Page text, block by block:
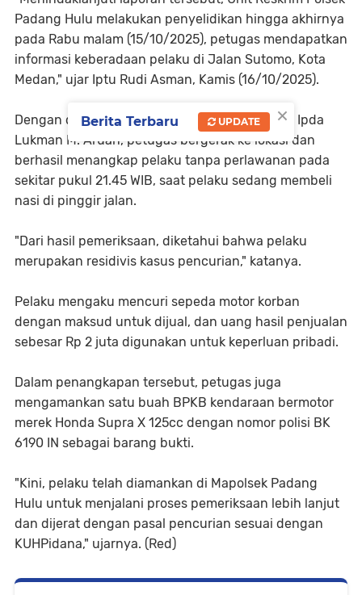
Padang Hulu melakukan penyelidikan hingga akhirnya
pada Rabu malam (15/10/2025), petugas mendapatkan
informasi keberadaan pelaku di Jalan Sutomo, Kota
Medan," ujar Iptu Rudi Asman, Kamis (16/10/2025).
Dengan dipimpin langsung oleh Kanit Reskrim Ipda
Lukman M. Aruan, petugas bergerak ke lokasi dan
berhasil menangkap pelaku tanpa perlawanan pada
sekitar pukul 21.45 WIB, saat pelaku sedang membeli
nasi di pinggir jalan.
"Dari hasil pemeriksaan, diketahui bahwa pelaku
merupakan residivis kasus pencurian," katanya.
Pelaku mengaku mencuri sepeda motor korban
dengan maksud untuk dijual, dan uang hasil penjualan
sebesar Rp 2 juta digunakan untuk keperluan pribadi.
Dalam penangkapan tersebut, petugas juga
mengamankan satu buah BPKB kendaraan bermotor
merek Honda Supra X 125cc dengan nomor polisi BK
6190 IN sebagai barang bukti.
"Kini, pelaku telah diamankan di Mapolsek Padang
Hulu untuk menjalani proses pemeriksaan lebih lanjut
dan dijerat dengan pasal pencurian sesuai dengan
KUHPidana," ujarnya. (Red)
×
Berita Terbaru UPDATE